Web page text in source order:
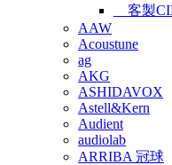
客製
AAW
Acoustune
ag
AKG
ASHIDAVOX
Astell&Kern
Audient
audiolab
ARRIBA 冠球